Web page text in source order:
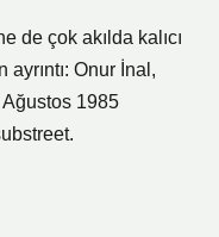
de çok akılda kalıcı
Onur İnal,
Ağustos 1985